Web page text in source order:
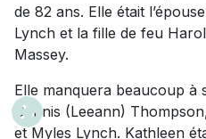
de 82 ans. Elle était
Lynch et la fille de feu
Massey.
Elle manquera beaucoup à
Dennis (Leeann)
et Myles Lynch. Kathleen